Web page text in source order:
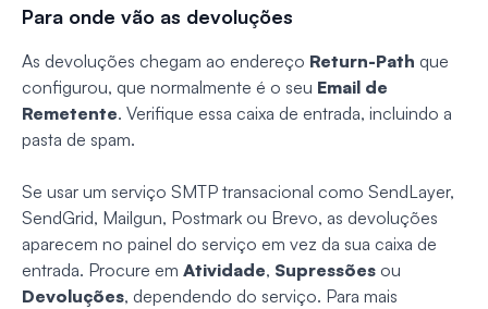
Para onde vão as devoluções
As devoluções chegam ao endereço Return-Path que
configurou, que normalmente é o seu Email de
Remetente. Verifique essa caixa de entrada, incluindo a
pasta de spam.
Se usar um serviço SMTP transacional como SendLayer,
SendGrid, Mailgun, Postmark ou Brevo, as devoluções
aparecem no painel do serviço em vez da sua caixa de
entrada. Procure em Atividade, Supressões ou
Devoluções, dependendo do serviço. Para mais